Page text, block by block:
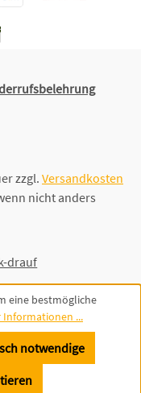
zzgl. Versandkosten
nicht anders
drauf
eine bestmögliche
Informationen ...
notwendige